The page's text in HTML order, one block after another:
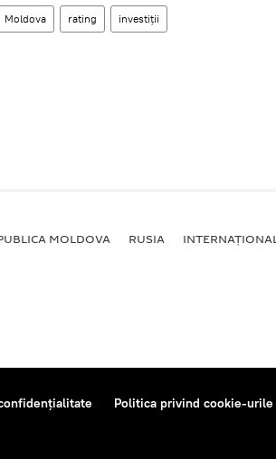
Moldova rating investiții
MOLDOVA RUSIA INTERNAȚIONAL
Politica privind cookie-urile